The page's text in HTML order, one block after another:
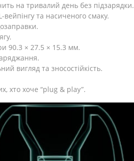
на тривалий день без підзарядки.
та насиченого смаку.
90.3 × 27.5 × 15.3 мм.
вигляд та зносостійкість.
хто хоче “plug & play”.